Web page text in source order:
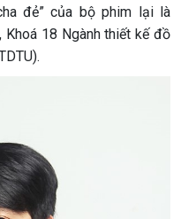
đẻ” của bộ phim lại là
Khoá 18 Ngành thiết kế đồ